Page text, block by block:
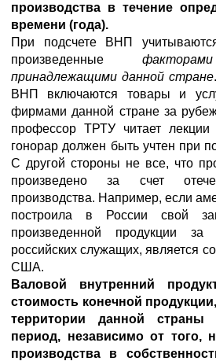
производства в течение
времени (года).
При подсчете ВНП
произведенные
принадлежащими данной стране
ВНП включаются товары и
фирмами данной стране за
профессор ТРТУ читает
гонорар должен быть учтен при
С другой стороны не все, что
произведено за счет
производства. Например, если
построила в России свой
произведенной продукции за
российских служащих, является
США.
Валовой внутренний
стоимость конечной
территории данной страны
период, независимо от того,
производства в